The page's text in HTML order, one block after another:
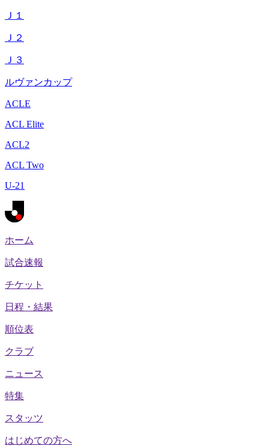
Ｊ１
Ｊ２
Ｊ３
ルヴァンカップ
ACLE
ACL Elite
ACL2
ACL Two
U-21
ホーム
試合速報
チケット
日程・結果
順位表
クラブ
ニュース
特集
スタッツ
はじめての方へ